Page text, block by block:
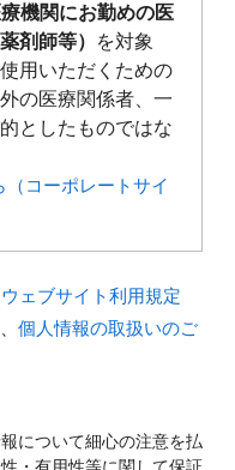
機関にお勤めの医
剤師等）
を対象
用いただくための
の医療関係者、一
としたものではな
コーポレートサイ
ウェブサイト利用規定
個人情報の取扱いのご
について細心の注意を払
・有用性等に関して保証